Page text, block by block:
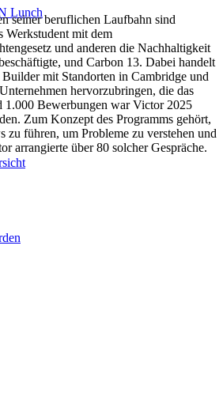
Lunch
seiner beruflichen Laufbahn sind
Werkstudent mit dem
und anderen die Nachhaltigkeit
und Carbon 13. Dabei handelt
mit Standorten in Cambridge und
hervorzubringen, die das
1.000 Bewerbungen war Victor 2025
Zum Konzept des Programms gehört,
zu führen, um Probleme zu verstehen und
arrangierte über 80 solcher Gespräche.